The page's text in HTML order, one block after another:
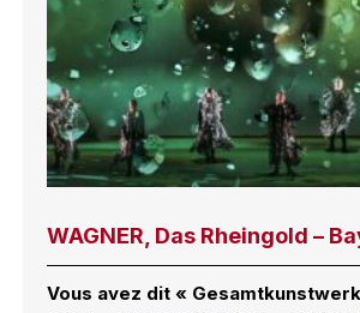
WAGNER, Das Rheingold –
Vous avez dit «